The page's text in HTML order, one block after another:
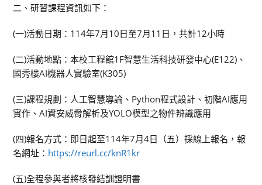
二、研習課程資訊如下：
(一)活動日期：114年7月10日至7月11日，共計12小時
(二)活動地點：本校工程館1F智慧生活科技研發中心(E122)、
國秀樓AI機器人實驗室(K305)
(三)課程規劃：人工智慧導論、Python程式設計、初階AI應用
實作、AI資安威脅解析及YOLO模型之物件辨識應用
(四)報名方式：即日起至114年7月4日（五）採線上報名，報
名網址： https://reurl.cc/knR1kr
(五)全程參與者將核發結訓證明書